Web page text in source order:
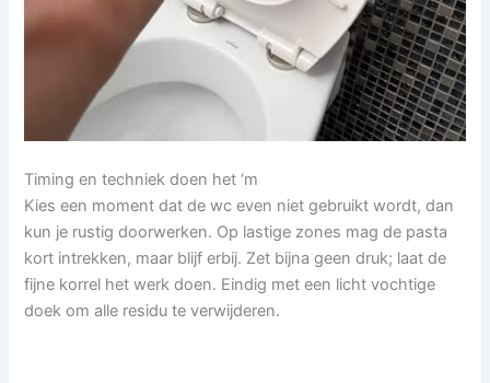
Timing en techniek doen het ‘m
Kies een moment dat de wc even niet gebruikt wordt, dan
kun je rustig doorwerken. Op lastige zones mag de pasta
kort intrekken, maar blijf erbij. Zet bijna geen druk; laat de
fijne korrel het werk doen. Eindig met een licht vochtige
doek om alle residu te verwijderen.